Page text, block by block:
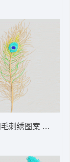
刺绣图案 羽毛